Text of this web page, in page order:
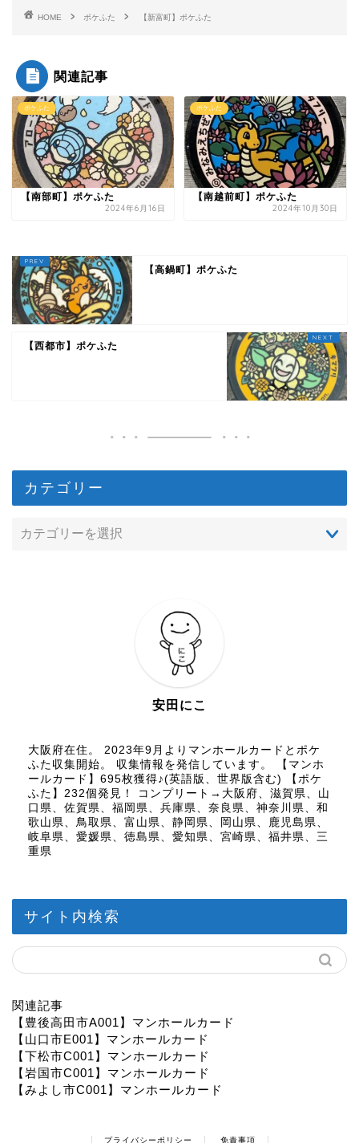
HOME ポケふた 【新富町】ポケふた
関連記事
ポケふた
【南部町】ポケふた
2024年6月16日
ポケふた
【南越前町】ポケふた
2024年10月30日
【高鍋町】ポケふた
【西都市】ポケふた
カテゴリー
安田にこ
大阪府在住。 2023年9月よりマンホールカードとポケ
ふた収集開始。 収集情報を発信しています。 【マンホ
ールカード】695枚獲得♪(英語版、世界版含む) 【ポケ
ふた】232個発見！ コンプリート→大阪府、滋賀県、山
口県、佐賀県、福岡県、兵庫県、奈良県、神奈川県、和
歌山県、鳥取県、富山県、静岡県、岡山県、鹿児島県、
岐阜県、愛媛県、徳島県、愛知県、宮崎県、福井県、三
重県
サイト内検索
関連記事
【豊後高田市A001】マンホールカード
【山口市E001】マンホールカード
【下松市C001】マンホールカード
【岩国市C001】マンホールカード
【みよし市C001】マンホールカード
プライバシーポリシー 免責事項